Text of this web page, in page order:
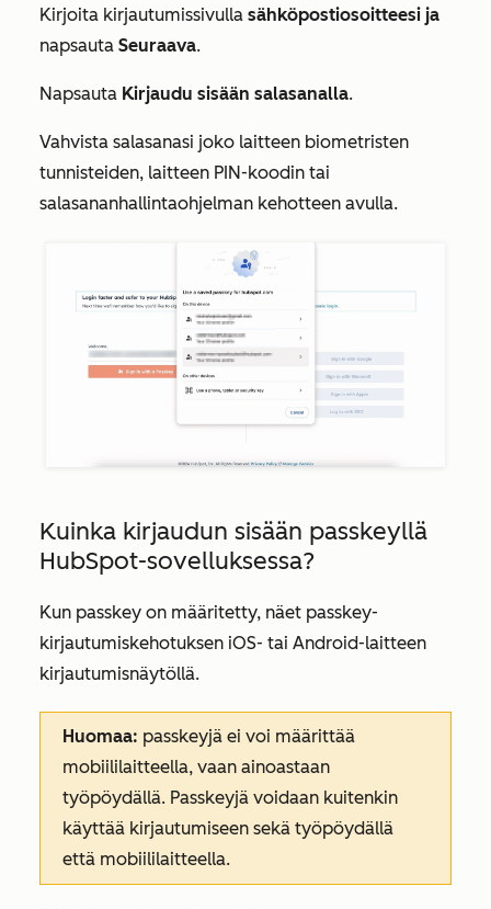
Kirjoita kirjautumissivulla sähköpostiosoitteesi ja
napsauta Seuraava.
Napsauta Kirjaudu sisään salasanalla.
Vahvista salasanasi joko laitteen biometristen
tunnisteiden, laitteen PIN-koodin tai
salasananhallintaohjelman kehotteen avulla.
Kuinka kirjaudun sisään passkeyllä
HubSpot-sovelluksessa?
Kun passkey on määritetty, näet passkey-
kirjautumiskehotuksen iOS- tai Android-laitteen
kirjautumisnäytöllä.
Huomaa: passkeyjä ei voi määrittää
mobiililaitteella, vaan ainoastaan
työpöydällä. Passkeyjä voidaan kuitenkin
käyttää kirjautumiseen sekä työpöydällä
että mobiililaitteella.